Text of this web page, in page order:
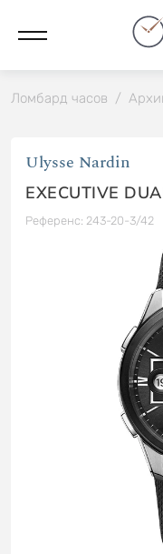
Ломбард часов /
Ulysse Nardin
EXECUTIVE
Референс: 243-20-3/42